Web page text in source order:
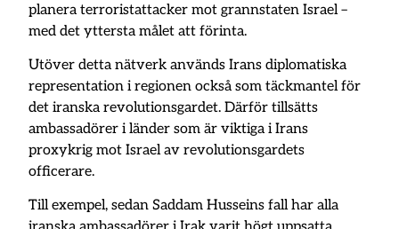
planera terroristattacker mot grannstaten Israel –
med det yttersta målet att förinta.
Utöver detta nätverk används Irans diplomatiska
representation i regionen också som täckmantel för
det iranska revolutionsgardet. Därför tillsätts
ambassadörer i länder som är viktiga i Irans
proxykrig mot Israel av revolutionsgardets
officerare.
Till exempel, sedan Saddam Husseins fall har alla